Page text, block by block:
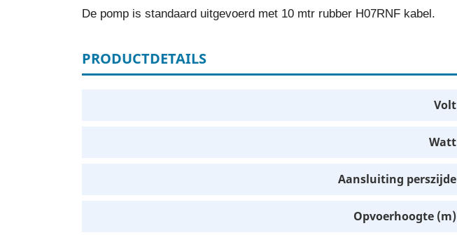
De pomp is standaard uitgevoerd met 10 mtr rubber H07RNF kabel.
PRODUCTDETAILS
Volt
Watt
Aansluiting perszijde
Opvoerhoogte (m)